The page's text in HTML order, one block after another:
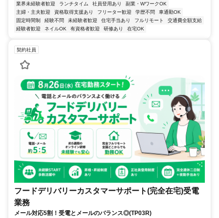
業界未経験者歓迎 ランチタイム 社員登用あり
副業・WワークOK
主婦・主夫歓迎
資格取得支援あり フリーター歓迎 学歴不問
車通勤OK
固定時間制
経験不問 未経験者歓迎 住宅手当あり フルリモート
交通費全額支給
経験者歓迎
ネイルOK 有資格者歓迎 研修あり 在宅OK
契約社員
フードデリバリーカスタマーサポート(完全在宅)受電
業務
メール対応5割！受電とメールのバランス◎(TP03R)